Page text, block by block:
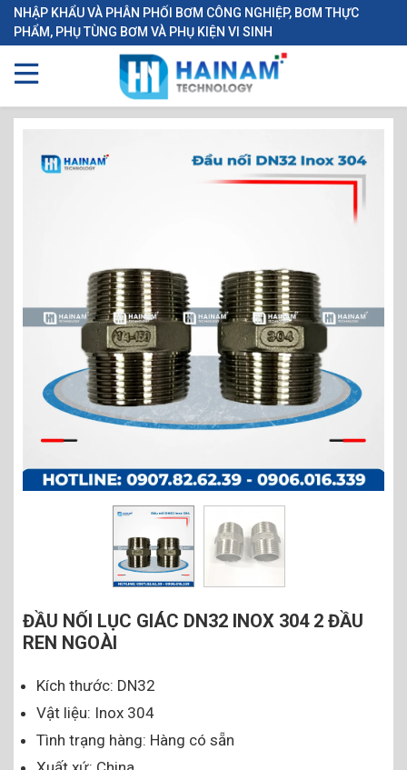
NHẬP KHẨU VÀ PHÂN PHỐI BƠM CÔNG NGHIỆP, BƠM THỰC
PHẨM, PHỤ TÙNG BƠM VÀ PHỤ KIỆN VI SINH
ĐẦU NỐI LỤC GIÁC DN32 INOX 304 2 ĐẦU
REN NGOÀI
Kích thước: DN32
Vật liệu: Inox 304
Tình trạng hàng: Hàng có sẵn